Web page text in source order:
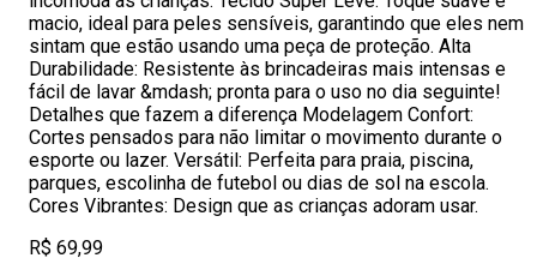
macio, ideal para peles sensíveis, garantindo que eles nem
sintam que estão usando uma peça de proteção. Alta
Durabilidade: Resistente às brincadeiras mais intensas e
fácil de lavar &mdash; pronta para o uso no dia seguinte!
Detalhes que fazem a diferença Modelagem Confort:
Cortes pensados para não limitar o movimento durante o
esporte ou lazer. Versátil: Perfeita para praia, piscina,
parques, escolinha de futebol ou dias de sol na escola.
Cores Vibrantes: Design que as crianças adoram usar.
R$ 69,99